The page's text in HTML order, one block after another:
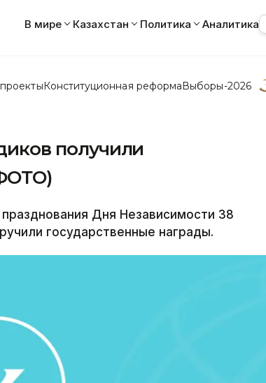
В мире Казахстан Политика Аналитика
Конституционная реформаВыборы-2026
получили
Дня Независимости 38
государственные награды.